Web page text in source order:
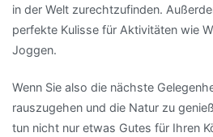
in der Welt zurechtzufinden.
perfekte Kulisse für Aktivitäten wie
Joggen.
Wenn Sie also die nächste
rauszugehen und die Natur zu
tun nicht nur etwas Gutes für Ihren